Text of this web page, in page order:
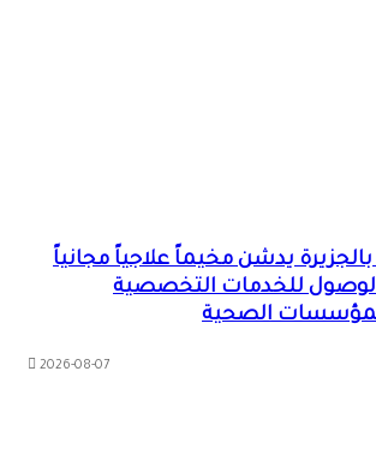
يدشن مخيماً علاجياً مجانياً
للخدمات التخصصية
الصحية
2026-08-07